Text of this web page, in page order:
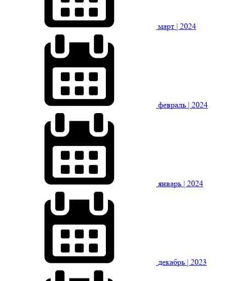
март | 2024
февраль | 2024
январь | 2024
декабрь | 2023